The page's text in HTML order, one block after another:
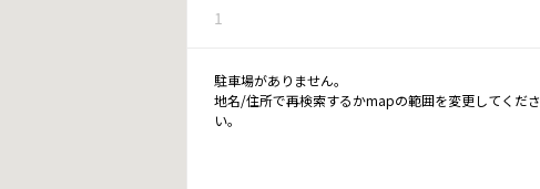
1
駐車場がありません。
地名/住所で再検索するかmapの範囲を変更してくださ
い。